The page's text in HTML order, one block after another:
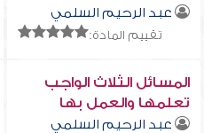
الشيخ محمد بن عبد
الوهاب رحمه الله
عبد الرحيم السلمي
تقييم المادة:
المسائل الثلاث الواجب
تعلمها والعمل بها
عبد الرحيم السلمي